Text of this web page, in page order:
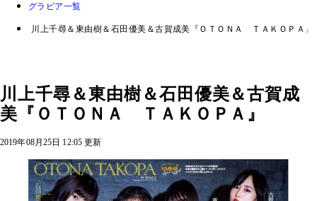
グラビア一覧
川上千尋＆東由樹＆石田優美＆古賀成美『ＯＴＯＮＡ ＴＡＫＯＰＡ』
川上千尋＆東由樹＆石田優美＆古賀成
美『ＯＴＯＮＡ ＴＡＫＯＰＡ』
2019年08月25日 12:05 更新